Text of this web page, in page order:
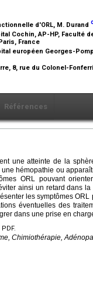
d'ORL, M. Durand
Cochin, AP-HP, Faculté
France
européen Georges-
8, rue du Colonel-
Références
une atteinte de la
hémopathie ou
ORL pouvant
ainsi un retard dans
les symptômes
éventuelles des
dans une prise en
Chimiothérapie,